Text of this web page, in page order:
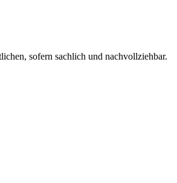
sofern sachlich und nachvollziehbar.